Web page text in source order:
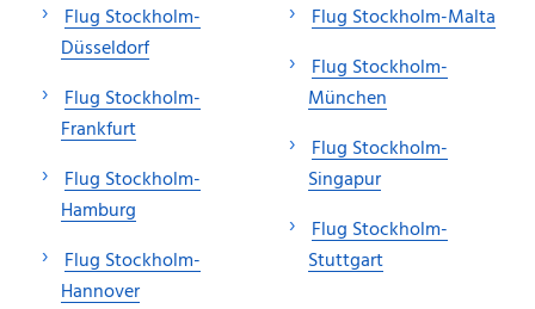
Flug Stockholm-
Düsseldorf
Flug Stockholm-
Frankfurt
Flug Stockholm-
Hamburg
Flug Stockholm-
Hannover
Flug Stockholm-Malta
Flug Stockholm-
München
Flug Stockholm-
Singapur
Flug Stockholm-
Stuttgart